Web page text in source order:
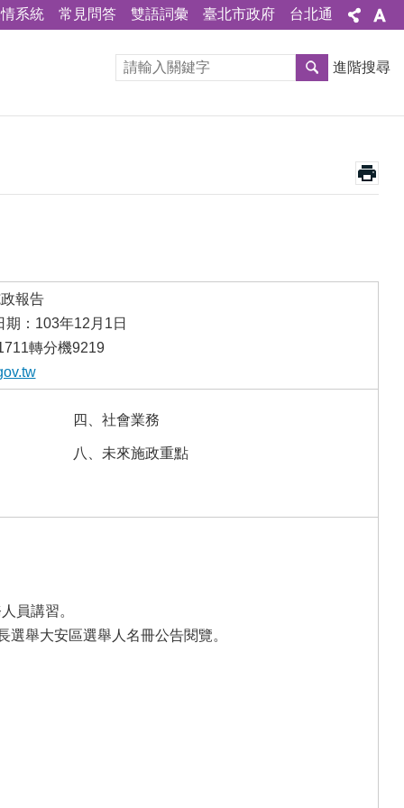
系統 常見問答 雙語詞彙 臺北市政府 台北通
進階搜尋
報告
：103年12月1日
轉分機9219
四、社會業務
八、未來施政重點
員講習。
舉大安區選舉人名冊公告閱覽。